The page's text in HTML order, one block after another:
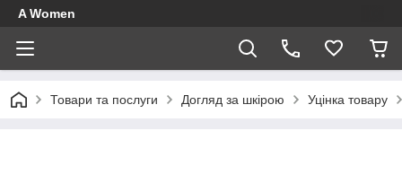
A Women
Товари та послуги Догляд за шкірою Уцінка товару